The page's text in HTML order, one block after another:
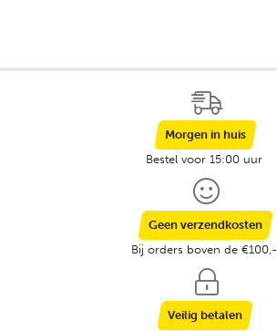
Morgen in huis
Bestel voor 15:00 uur
Geen verzendkosten
Bij orders boven de €100,-
Veilig betalen